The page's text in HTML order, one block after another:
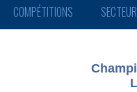
COMPÉTITIONS